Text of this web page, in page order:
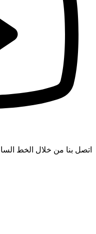
اتصل بنا من خلال الخط